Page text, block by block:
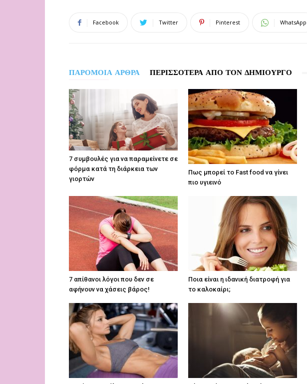
Facebook Twitter Pinterest WhatsApp
ΠΑΡΟΜΟΙΑ ΑΡΘΡΑ ΠΕΡΙΣΣΟΤΕΡΑ ΑΠΟ ΤΟΝ ΔΗΜΙΟΥΡΓΟ
7 συμβουλές για να παραμείνετε σε
φόρμα κατά τη διάρκεια των
γιορτών
Πως μπορεί το Fast food να γίνει
πιο υγιεινό
7 απίθανοι λόγοι που δεν σε
αφήνουν να χάσεις βάρος!
Ποια είναι η ιδανική διατροφή για
το καλοκαίρι;